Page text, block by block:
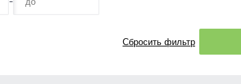
Сбросить фильтр